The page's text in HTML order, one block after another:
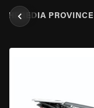
HEREDIA PROVINCE